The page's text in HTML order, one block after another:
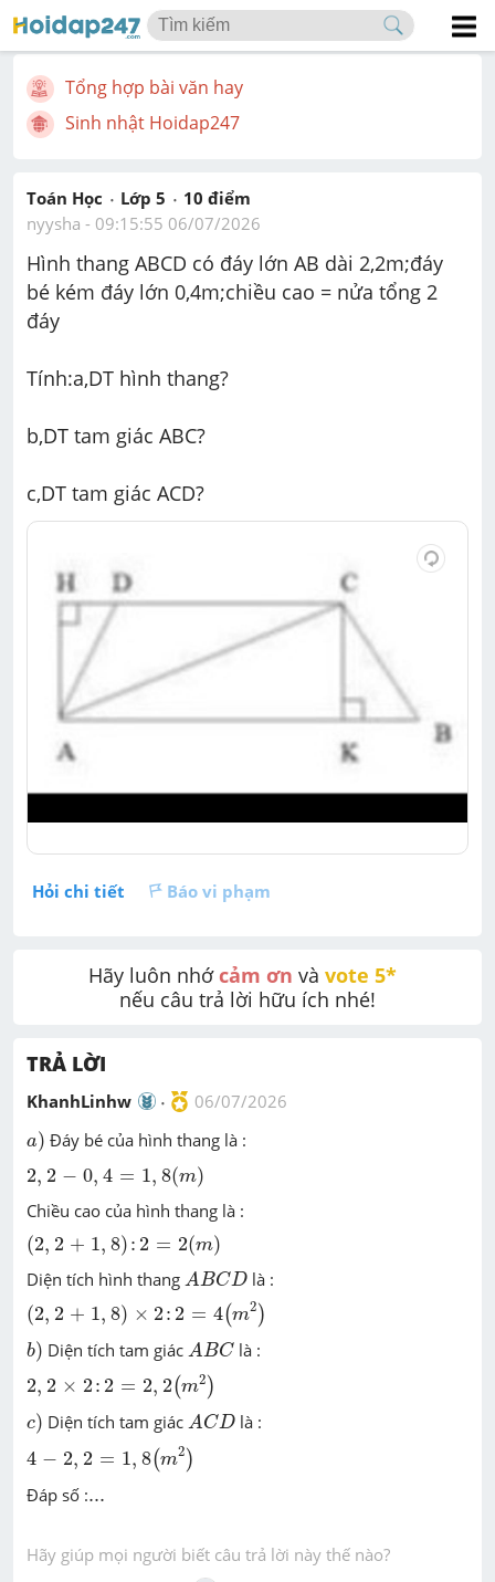
Tổng hợp bài văn hay
Sinh nhật Hoidap247
Toán Học Lớp 5 10 điểm
nyysha - 09:15:55 06/07/2026
Hình thang ABCD có đáy lớn AB dài 2,2m;đáy
bé kém đáy lớn 0,4m;chiều cao = nửa tổng 2
đáy
Tính:a,DT hình thang?
b,DT tam giác ABC?
c,DT tam giác ACD?
Hỏi chi tiết Báo vi phạm
Hãy luôn nhớ cảm ơn và vote 5*
nếu câu trả lời hữu ích nhé!
TRẢ LỜI
KhanhLinhw 06/07/2026
a)
a) Đáy bé của hình thang là :
2, 2 − 0, 4 = 1, 8(m)
2 2- 4= 1, 8(m
Chiều cao của hình thang là :
(2, 2 + 1, 8): 2 = 2(m)
(2, 2+ 1 8) 2=2 (m)
Diện tích hình thang ABCD
A BCD là :
(2, 2 + 1, 8) × 2: 2 = 4(m2 )
(2 2+ 1 8) ×2: 4 m
b)
b) Diện tích tam giác ABC
A BC là :
2, 2 × 2: 2 = 2, 2(m2 )
2 2× 2 2 m 2)
c)
c) Diện tích tam giác ACD
ACD là :
4 − 2, 2 = 1, 8(m2 )
4 2= 1 m 2)
Đáp số :...
...
Hãy giúp mọi người biết câu trả lời này thế nào?